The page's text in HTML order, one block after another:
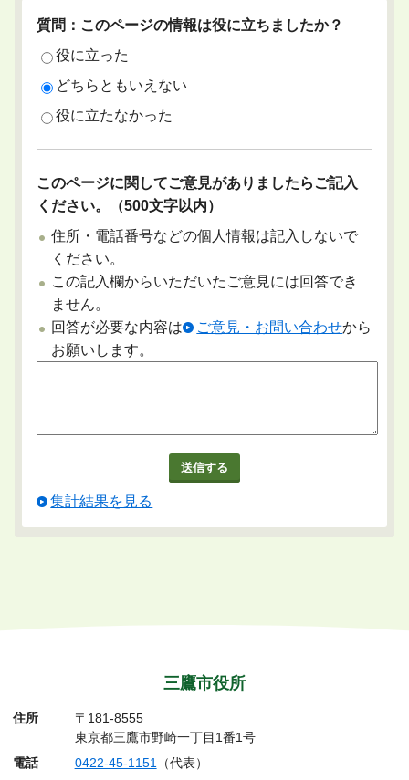
質問：このページの情報は役に立ちましたか？
役に立った
どちらともいえない
役に立たなかった
このページに関してご意見がありましたらご記入
ください。（500文字以内）
住所・電話番号などの個人情報は記入しないで
ください。
この記入欄からいただいたご意見には回答でき
ません。
回答が必要な内容は
ご意見・お問い合わせから
お願いします。
集計結果を見る
三鷹市役所
住所
〒181-8555
東京都三鷹市野崎一丁目1番1号
電話
0422-45-1151（代表）